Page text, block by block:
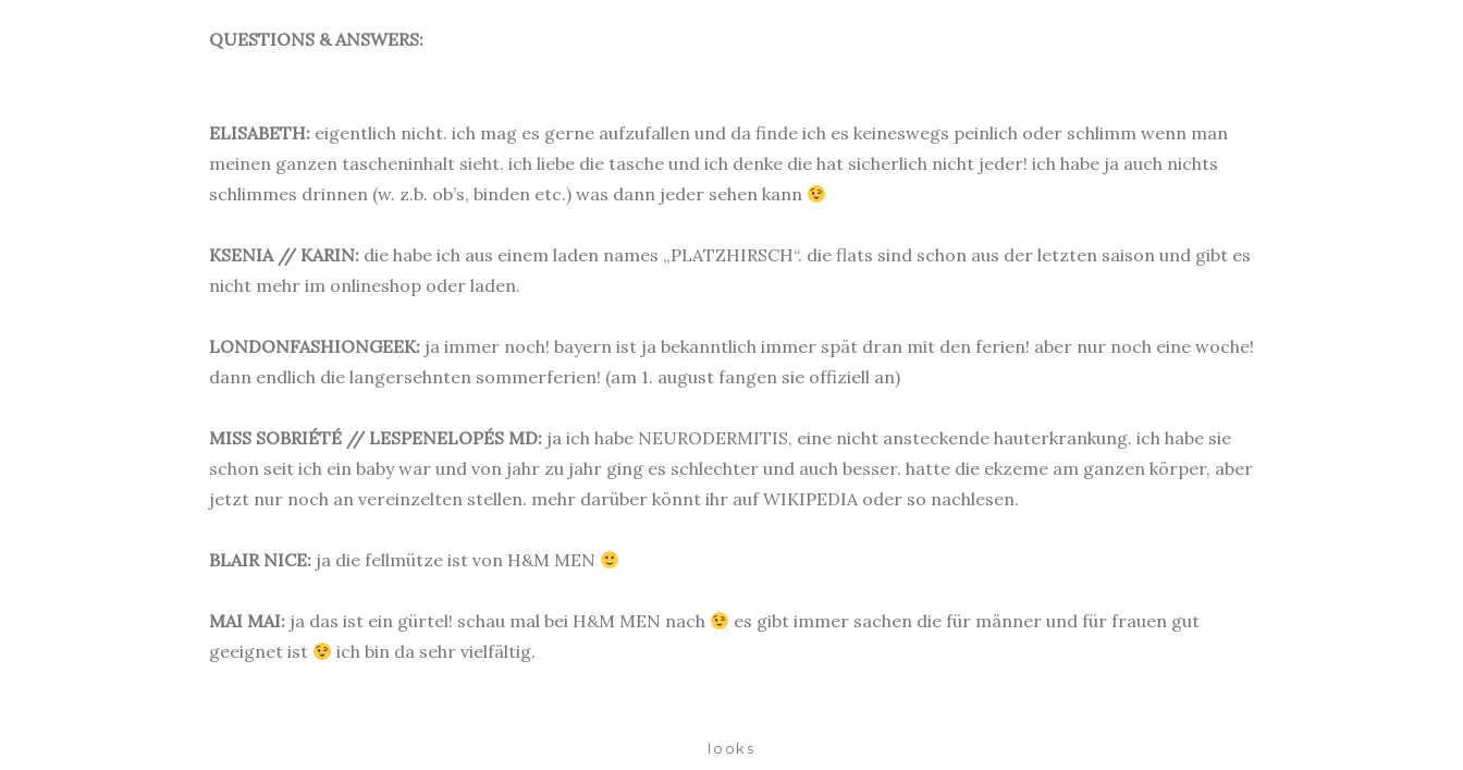
QUESTIONS & ANSWERS:
ELISABETH: eigentlich nicht. ich mag es gerne aufzufallen und da finde ich es keineswegs peinlich oder schlimm wenn man
meinen ganzen tascheninhalt sieht. ich liebe die tasche und ich denke die hat sicherlich nicht jeder! ich habe ja auch nichts
schlimmes drinnen (w. z.b. ob’s, binden etc.) was dann jeder sehen kann
KSENIA // KARIN: die habe ich aus einem laden names „PLATZHIRSCH“. die flats sind schon aus der letzten saison und gibt es
nicht mehr im onlineshop oder laden.
LONDONFASHIONGEEK: ja immer noch! bayern ist ja bekanntlich immer spät dran mit den ferien! aber nur noch eine woche!
dann endlich die langersehnten sommerferien! (am 1. august fangen sie offiziell an)
MISS SOBRIÉTÉ // LESPENELOPÉS MD: ja ich habe NEURODERMITIS, eine nicht ansteckende hauterkrankung. ich habe sie
schon seit ich ein baby war und von jahr zu jahr ging es schlechter und auch besser. hatte die ekzeme am ganzen körper, aber
jetzt nur noch an vereinzelten stellen. mehr darüber könnt ihr auf WIKIPEDIA oder so nachlesen.
BLAIR NICE: ja die fellmütze ist von H&M MEN
MAI MAI: ja das ist ein gürtel! schau mal bei H&M MEN nach
es gibt immer sachen die für männer und für frauen gut
geeignet ist
ich bin da sehr vielfältig.
looks